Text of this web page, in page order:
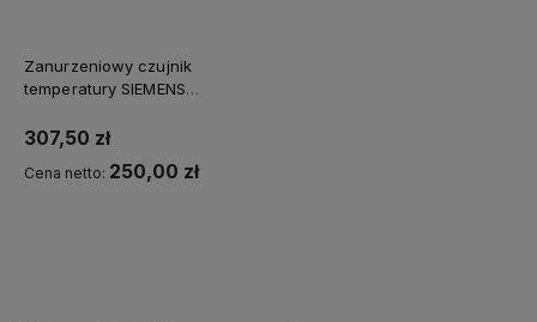
Zanurzeniowy czujnik
temperatury SIEMENS
307,50 zł
Cena netto: 250,00 zł